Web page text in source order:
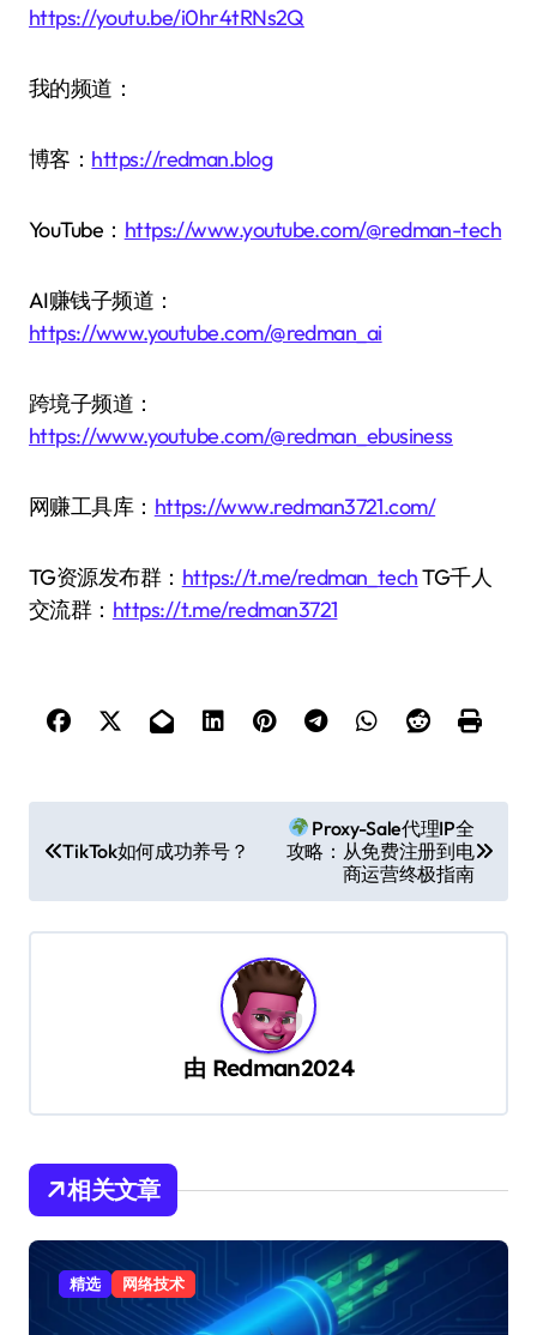
https://youtu.be/i0hr4tRNs2Q
我的频道：
博客： https://redman.blog
YouTube： https://www.youtube.com/@redman-tech
AI赚钱子频道：
https://www.youtube.com/@redman_ai
跨境子频道：
https://www.youtube.com/@redman_ebusiness
网赚工具库： https://www.redman3721.com/
TG资源发布群： https://t.me/redman_techTG千人
交流群： https://t.me/redman3721
章
导
航
TikTok如何成功养号？
Proxy-Sale代理IP全
攻略：从免费注册到电
商运营终极指南
由 Redman2024
相关文章
精选 网络技术